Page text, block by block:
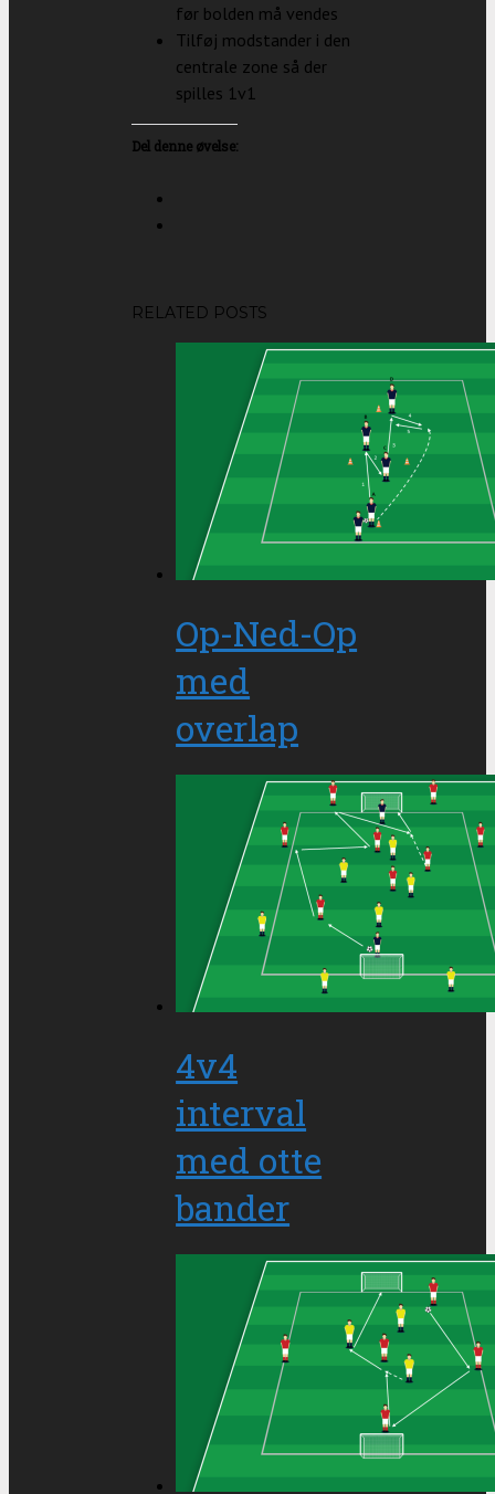
før bolden må vendes
Tilføj modstander i den
centrale zone så der
spilles 1v1
Del denne øvelse:
RELATED POSTS
Op-Ned-Op
med
overlap
4v4
interval
med otte
bander